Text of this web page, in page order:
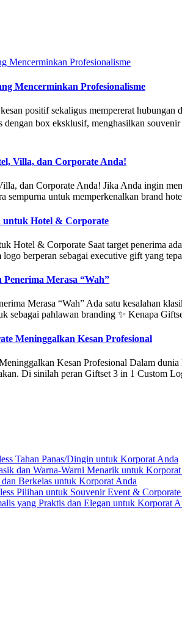
Mencerminkan Profesionalisme
positif sekaligus mempererat
dengan box eksklusif, menghasilkan
Villa, dan Corporate Anda!
dan Corporate Anda! Jika Anda ingin
sempurna untuk memperkenalkan brand
untuk Hotel & Corporate
Hotel & Corporate Saat target penerima
berperan sebagai executive gift yang
Merasa “Wah”
Merasa “Wah” Ada satu kesalahan
sebagai pahlawan branding ✨ Kenapa
Meninggalkan Kesan Profesional
Kesan Profesional Dalam
Di sinilah peran Giftset 3 in 1 Custom
Tahan Panas/Dingin untuk Korporat Anda
dan Warna-Warni Menarik untuk
Berkelas untuk Korporat Anda
Pilihan untuk Souvenir Event &
yang Praktis dan Elegan untuk Korporat